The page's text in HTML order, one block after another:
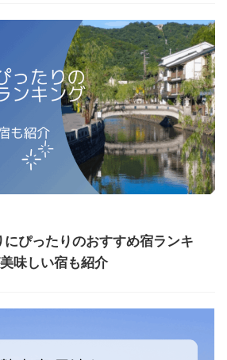
ぴったりのおすすめ宿ランキ
味しい宿も紹介